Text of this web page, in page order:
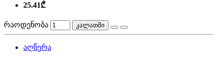
25.41₾
რაოდენობა კალათში
აღწერა